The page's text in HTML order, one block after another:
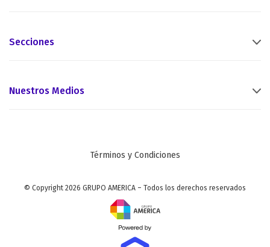
Secciones
Nuestros Medios
Términos y Condiciones
© Copyright 2026 GRUPO AMERICA – Todos los derechos reservados